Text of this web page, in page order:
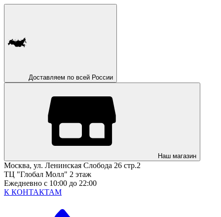
Доставляем по всей России
Наш магазин
Москва, ул. Ленинская Слобода 26 стр.2
ТЦ "Глобал Молл" 2 этаж
Ежедневно с 10:00 до 22:00
К КОНТАКТАМ